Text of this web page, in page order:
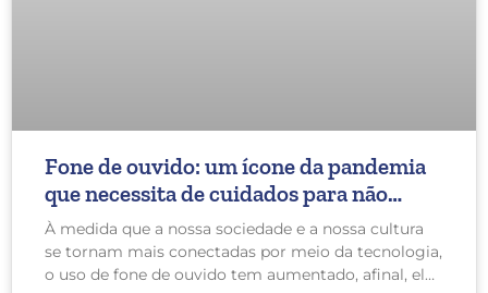
Fone de ouvido: um ícone da pandemia
que necessita de cuidados para não
causar problemas
À medida que a nossa sociedade e a nossa cultura
se tornam mais conectadas por meio da tecnologia,
o uso de fone de ouvido tem aumentado, afinal, eles